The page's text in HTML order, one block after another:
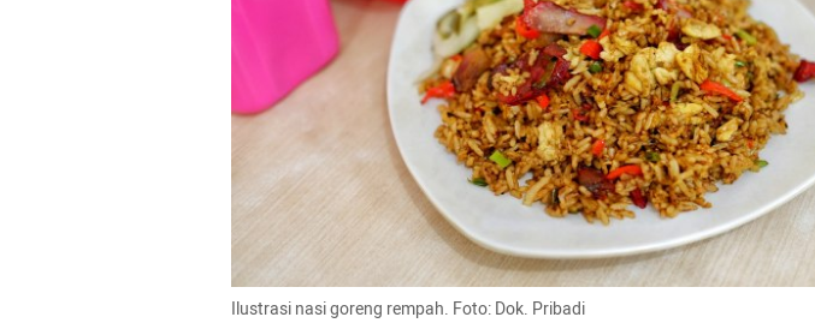
Ilustrasi nasi goreng rempah. Foto: Dok. Pribadi